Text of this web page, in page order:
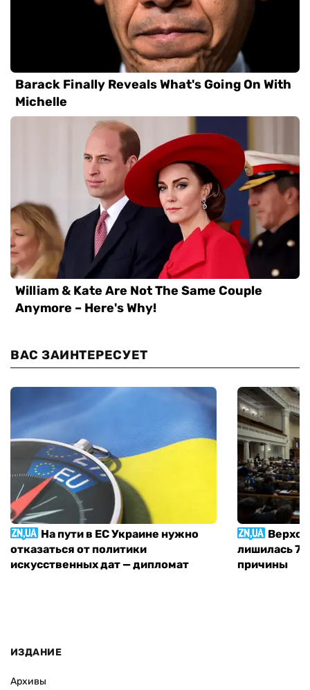
ВАС ЗАИНТЕРЕСУЕТ
На пути в ЕС Украине нужно
отказаться от политики
искусственных дат — дипломат
лишилась 71
причины
ИЗДАНИЕ
Архивы